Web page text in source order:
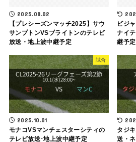
2025.08.02
【プレシーズンマッチ2025】サウ
サンプトンVSブライトンのテレビ
放送・地上波中継予定
ビジ
ナイ
継予
試合
2025.10.01
モナコVSマンチェスターシティの
テレビ放送･地上波中継予定
タジ
送・